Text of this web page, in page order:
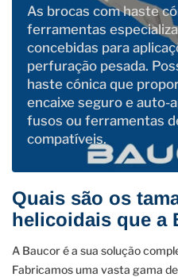
As brocas com haste
ferramentas
concebidas para
perfuração pesada.
haste cónica que
encaixe seguro e auto-
fusos ou ferramentas
compatíveis.
Quais são os
helicoidais que a
A Baucor é a sua solução
Fabricamos uma vasta gama